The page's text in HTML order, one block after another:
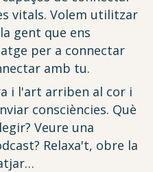
vitals. Volem utilitzar
gent que ens
per a connectar
amb tu.
i l'art arriben al cor i
consciències. Què
Veure una
Relaxa't, obre la